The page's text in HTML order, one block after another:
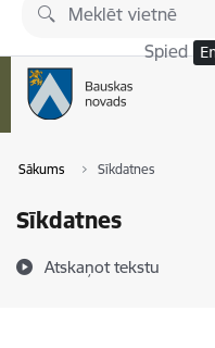
Pāriet uz lapas saturu
Spied
Sākums Sīkdatnes
Sīkdatnes
Atskaņot tekstu